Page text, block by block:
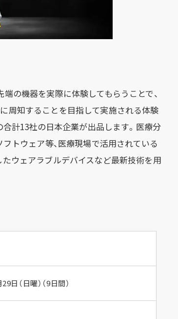
の機器を実際に体験してもらうことで、
周知することを目指して実施される体験
計13社の日本企業が出品します。医療分
トウェア等、医療現場で活用されている
ウェアラブルデバイスなど最新技術を用
日（日曜）（9日間）